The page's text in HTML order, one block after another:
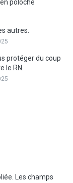
poloche
autres.
protéger du coup
le RN.
Les champs